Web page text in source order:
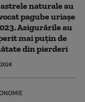
naturale au
pagube uriașe
Asigurările au
mai puțin de
din pierderi